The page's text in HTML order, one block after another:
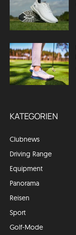
KATEGORIEN
Clubnews
Driving Range
Equipment
Panorama
Reisen
Sport
Golf-Mode